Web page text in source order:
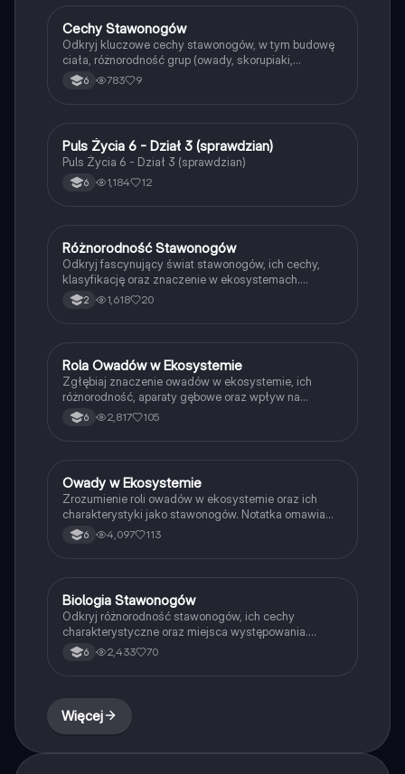
Biologia
Cechy Stawonogów
Odkryj kluczowe cechy stawonogów, w tym budowę
ciała, różnorodność grup (owady, skorupiaki,
pajęczaki) oraz ich unikalne aparaty gębowe. Materiał
zawiera szczegółowe informacje o biologii
6 783 9
Biologia
Puls Życia 6 - Dział 3 (sprawdzian)
Puls Życia 6 - Dział 3 (sprawdzian)
6 1,184 12
Biologia
Różnorodność Stawonogów
Odkryj fascynujący świat stawonogów, ich cechy,
klasyfikację oraz znaczenie w ekosystemach.
Zawiera szczegółowe informacje o skorupiakach,
pajęczakach i owadach, a także o ich układach
2 1,618 20
Biologia
Rola Owadów w Ekosystemie
Zgłębiaj znaczenie owadów w ekosystemie, ich
różnorodność, aparaty gębowe oraz wpływ na
środowisko. Dowiedz się, jak owady przyczyniają się
do zapylania, tworzenia próchnicy i są częścią sieci
6 2,817 105
Biologia
Owady w Ekosystemie
Zrozumienie roli owadów w ekosystemie oraz ich
charakterystyki jako stawonogów. Notatka omawia
budowę zewnętrzną owadów, ich zdolności do lotu,
różnorodność pokarmową oraz znaczenie w zapylaniu
6 4,097 113
Biologia
Biologia Stawonogów
Odkryj różnorodność stawonogów, ich cechy
charakterystyczne oraz miejsca występowania.
Dowiedz się o budowie ciała, segmentacji, odnóżach i
funkcjach zmysłów. Materiał obejmuje skorupiaki,
6 2,433 70
Więcej